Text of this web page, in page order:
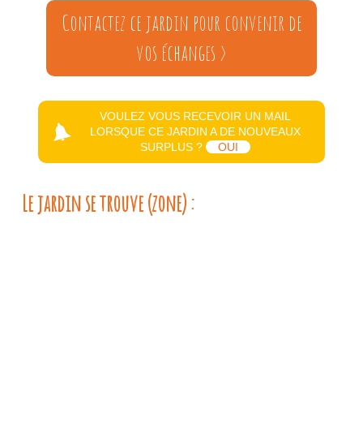
Contactez ce jardin pour convenir de
vos échanges >
VOULEZ VOUS RECEVOIR UN MAIL
LORSQUE CE JARDIN A DE NOUVEAUX
SURPLUS ?
OUI
Le jardin se trouve (zone) :